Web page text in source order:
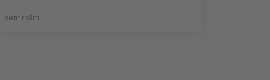
Xem thêm